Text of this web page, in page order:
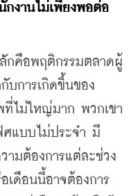
งานไม่เพียงพอต่อ
คือพฤติกรรมตลาดผู้
บการเกิดขึ้นของ
ที่ไม่ใหญ่มาก พวกเขา
ศแบบไม่ประจำ มี
ามต้องการแต่ละช่วง
เดือนนี้อาจต้องการ